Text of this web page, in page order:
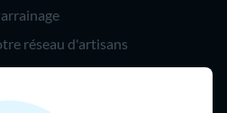
réseau d'artisans
Hello !